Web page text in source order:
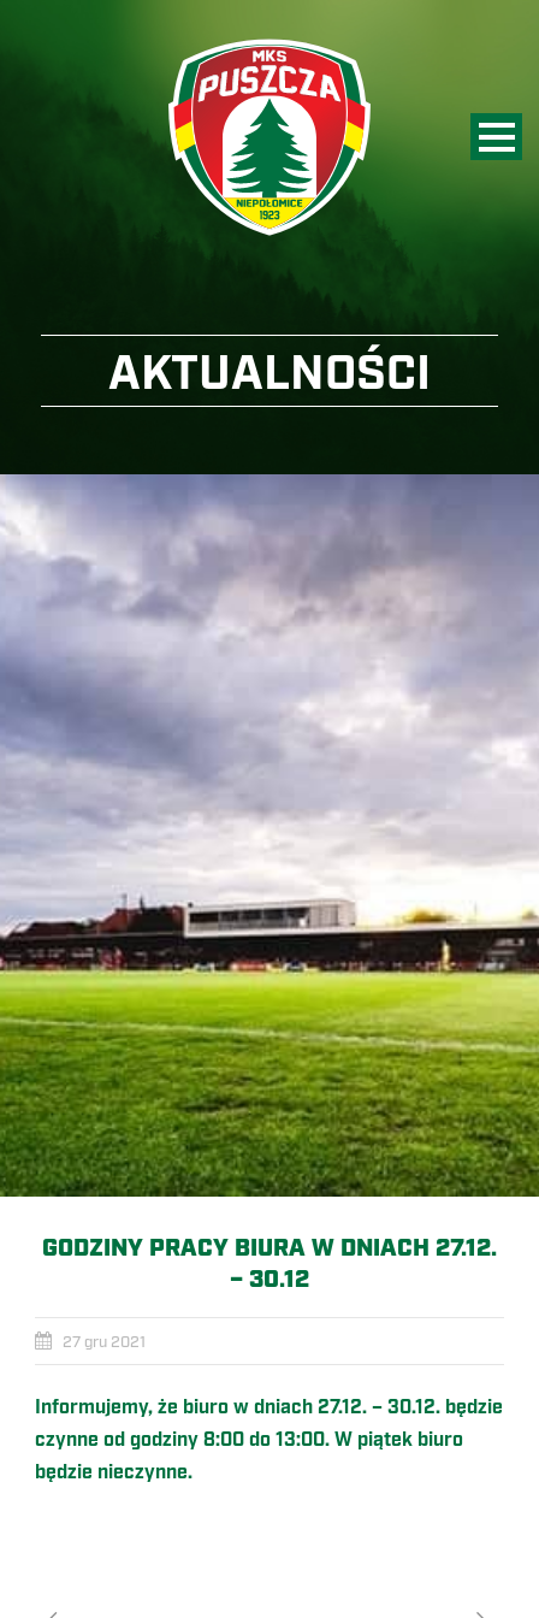
AKTUALNOŚCI
GODZINY PRACY BIURA W DNIACH 27.12.
– 30.12
27 gru 2021
Informujemy, że biuro w dniach 27.12. – 30.12. będzie
czynne od godziny 8:00 do 13:00. W piątek biuro
będzie nieczynne.